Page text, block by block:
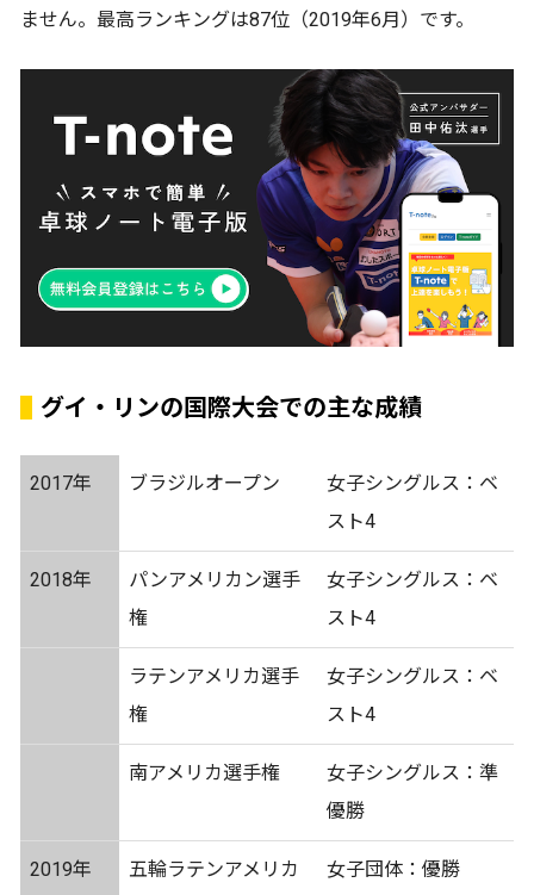
ません。最高ランキングは87位（2019年6月）です。
グイ・リンの国際大会での主な成績
2017年 ブラジルオープン
女子シングルス：ベ
スト4
2018年
パンアメリカン選手
権
女子シングルス：ベ
スト4
ラテンアメリカ選手
権
女子シングルス：ベ
スト4
南アメリカ選手権
女子シングルス：準
優勝
2019年
五輪ラテンアメリカ
女子団体：優勝